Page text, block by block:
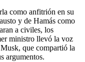
como anfitrión en su
y de Hamás como
a civiles, los
ministro llevó la voz
que compartió la
argumentos.